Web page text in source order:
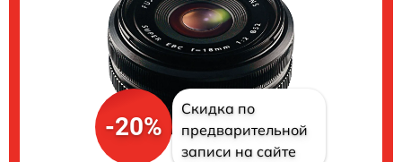
-20%
Скидка по
предварительной
записи на сайте